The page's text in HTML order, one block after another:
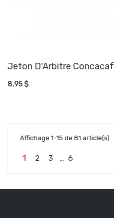
Jeton D'Arbitre Concacaf
8,95 $
Affichage 1-15 de 81 article(s)
1 2 3 … 6